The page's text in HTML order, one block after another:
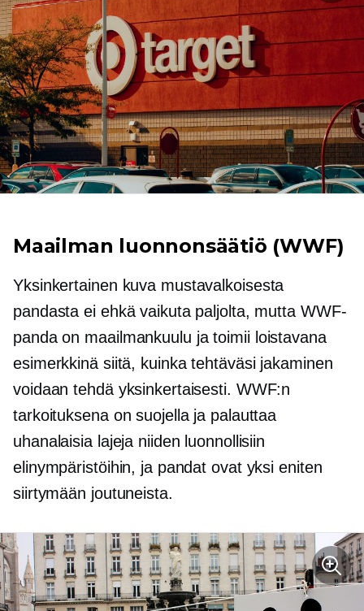
Maailman luonnonsäätiö (WWF)
Yksinkertainen kuva mustavalkoisesta
pandasta ei ehkä vaikuta paljolta, mutta WWF-
panda on maailmankuulu ja toimii loistavana
esimerkkinä siitä, kuinka tehtäväsi jakaminen
voidaan tehdä yksinkertaisesti. WWF:n
tarkoituksena on suojella ja palauttaa
uhanalaisia ​​lajeja niiden luonnollisiin
elinympäristöihin, ja pandat ovat yksi eniten
siirtymään joutuneista.